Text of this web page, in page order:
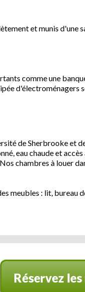
et munis d'une
comme une
d'électroménagers
de Sherbrooke et
eau chaude et
chambres à louer
meubles : lit, bureau
Réservez